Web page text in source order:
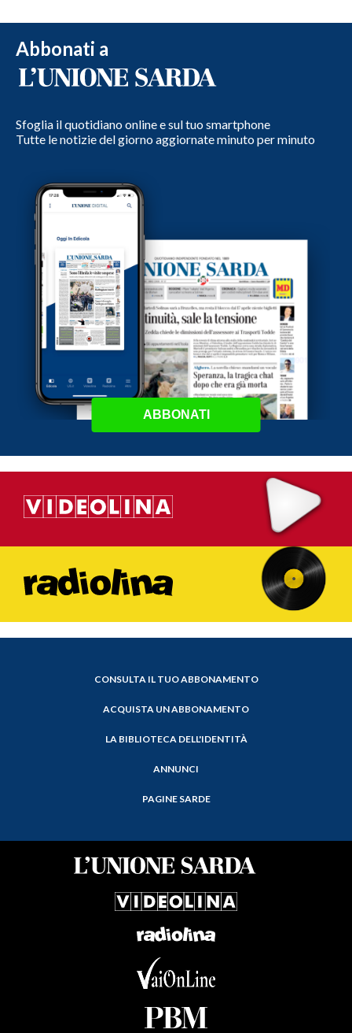
Abbonati a
Sfoglia il quotidiano online e sul tuo smartphone
Tutte le notizie del giorno aggiornate minuto per minuto
ABBONATI
CONSULTA IL TUO ABBONAMENTO
ACQUISTA UN ABBONAMENTO
LA BIBLIOTECA DELL'IDENTITÀ
ANNUNCI
PAGINE SARDE